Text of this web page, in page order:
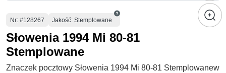
Numer
Nr: #128267 Jakość: Stemplowane
Słowenia 1994 Mi 80-81
Stemplowane
Znaczek pocztowy Słowenia 1994 Mi 80-81 Stemplowanew